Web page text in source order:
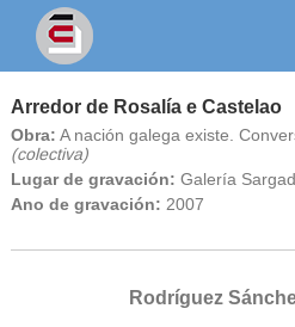
Arredor de Rosalía e Castelao
Obra: A nación galega existe.
(colectiva)
Lugar de gravación: Galería
Ano de gravación: 2007
Rodríguez